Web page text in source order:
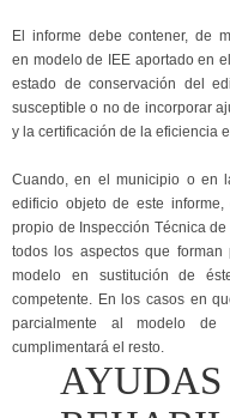
El informe debe contener, de
en modelo de IEE aportado en
estado de conservación del
susceptible o no de incorporar
y la certificación de la eficiencia
Cuando, en el municipio o en
edificio objeto de este
propio de Inspección Técnica
todos los aspectos que
modelo en sustitución de
competente. En los casos en
parcialmente al modelo de
cumplimentará el resto.